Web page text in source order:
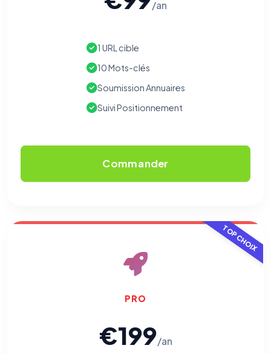
/an
1 URL cible
10 Mots-clés
Soumission Annuaires
Suivi Positionnement
Commander
TOP CHOIX
PRO
€199/an